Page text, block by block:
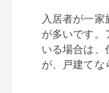
入居者が一
が多いです。
いる場合は、
が、戸建てな